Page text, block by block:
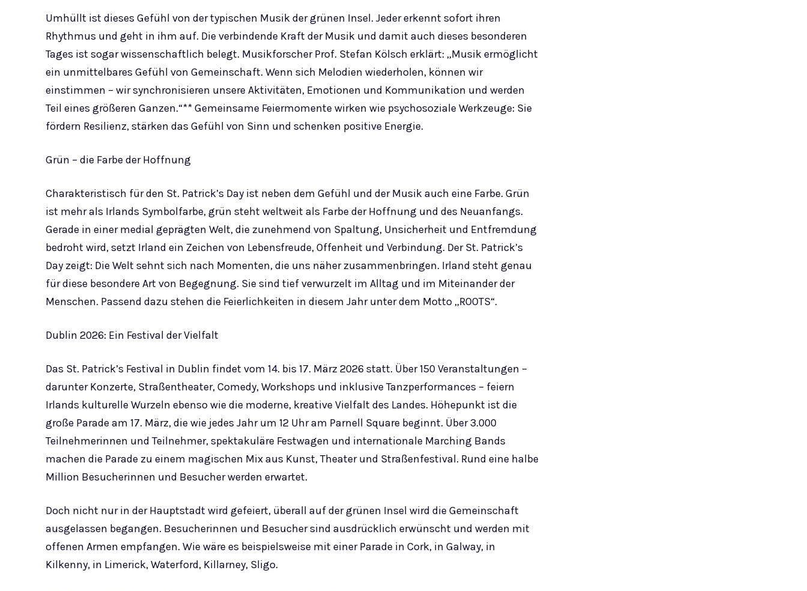
Umhüllt ist dieses Gefühl von der typischen Musik der grünen Insel. Jeder erkennt sofort ihren
Rhythmus und geht in ihm auf. Die verbindende Kraft der Musik und damit auch dieses besonderen
Tages ist sogar wissenschaftlich belegt. Musikforscher Prof. Stefan Kölsch erklärt: „Musik ermöglicht
ein unmittelbares Gefühl von Gemeinschaft. Wenn sich Melodien wiederholen, können wir
einstimmen – wir synchronisieren unsere Aktivitäten, Emotionen und Kommunikation und werden
Teil eines größeren Ganzen.“** Gemeinsame Feiermomente wirken wie psychosoziale Werkzeuge: Sie
fördern Resilienz, stärken das Gefühl von Sinn und schenken positive Energie.
Grün – die Farbe der Hoffnung
Charakteristisch für den St. Patrick’s Day ist neben dem Gefühl und der Musik auch eine Farbe. Grün
ist mehr als Irlands Symbolfarbe, grün steht weltweit als Farbe der Hoffnung und des Neuanfangs.
Gerade in einer medial geprägten Welt, die zunehmend von Spaltung, Unsicherheit und Entfremdung
bedroht wird, setzt Irland ein Zeichen von Lebensfreude, Offenheit und Verbindung. Der St. Patrick’s
Day zeigt: Die Welt sehnt sich nach Momenten, die uns näher zusammenbringen. Irland steht genau
für diese besondere Art von Begegnung. Sie sind tief verwurzelt im Alltag und im Miteinander der
Menschen. Passend dazu stehen die Feierlichkeiten in diesem Jahr unter dem Motto „ROOTS“.
Dublin 2026: Ein Festival der Vielfalt
Das St. Patrick’s Festival in Dublin findet vom 14. bis 17. März 2026 statt. Über 150 Veranstaltungen –
darunter Konzerte, Straßentheater, Comedy, Workshops und inklusive Tanzperformances – feiern
Irlands kulturelle Wurzeln ebenso wie die moderne, kreative Vielfalt des Landes. Höhepunkt ist die
große Parade am 17. März, die wie jedes Jahr um 12 Uhr am Parnell Square beginnt. Über 3.000
Teilnehmerinnen und Teilnehmer, spektakuläre Festwagen und internationale Marching Bands
machen die Parade zu einem magischen Mix aus Kunst, Theater und Straßenfestival. Rund eine halbe
Million Besucherinnen und Besucher werden erwartet.
Doch nicht nur in der Hauptstadt wird gefeiert, überall auf der grünen Insel wird die Gemeinschaft
ausgelassen begangen. Besucherinnen und Besucher sind ausdrücklich erwünscht und werden mit
offenen Armen empfangen. Wie wäre es beispielsweise mit einer Parade in Cork, in Galway, in
Kilkenny, in Limerick, Waterford, Killarney, Sligo.